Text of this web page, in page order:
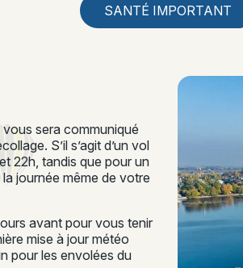
SANTÉ IMPORTANT
sera communiqué
S’il s’agit d’un vol
22h, tandis que pour un
journée même de votre
avant pour vous tenir
mise à jour météo
pour les envolées du